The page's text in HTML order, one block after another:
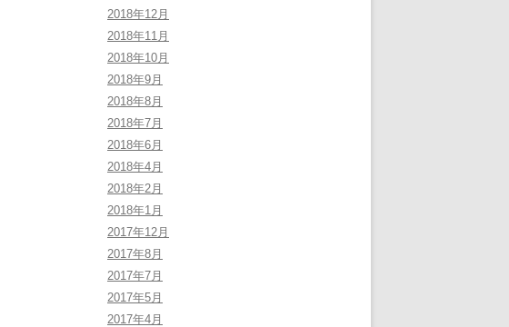
2018年12月
2018年11月
2018年10月
2018年9月
2018年8月
2018年7月
2018年6月
2018年4月
2018年2月
2018年1月
2017年12月
2017年8月
2017年7月
2017年5月
2017年4月